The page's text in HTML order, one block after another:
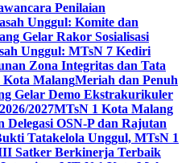
Penilaian
Unggul: Komite dan
Gelar Rakor Sosialisasi
Unggul: MTsN 7 Kediri
Zona Integritas dan Tata
Kota MalangMeriah dan Penuh
Gelar Demo Ekstrakurikuler
2027MTsN 1 Kota Malang
Delegasi OSN-P dan Rajutan
Tatakelola Unggul, MTsN 1
Satker Berkinerja Terbaik